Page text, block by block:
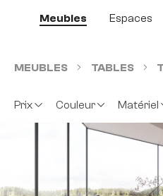
au contenu principal
Passer à la recherche
Passer à la navigation
Meubles Espaces
MEUBLES TABLES
Prix Couleur Matériel